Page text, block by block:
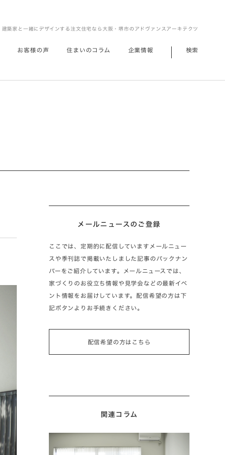
建築家と一緒にデザインする注文住宅なら大阪・堺市のアドヴァンスアーキテクツ
お客様の声 住まいのコラム 企業情報 検索
メールニュースのご登録
ここでは、定期的に配信していますメールニュー
スや季刊誌で掲載いたしました記事のバックナン
バーをご紹介しています。メールニュースでは、
家づくりのお役立ち情報や見学会などの最新イベ
ント情報をお届けしています。配信希望の方は下
記ボタンよりお手続きください。
配信希望の方はこちら
関連コラム